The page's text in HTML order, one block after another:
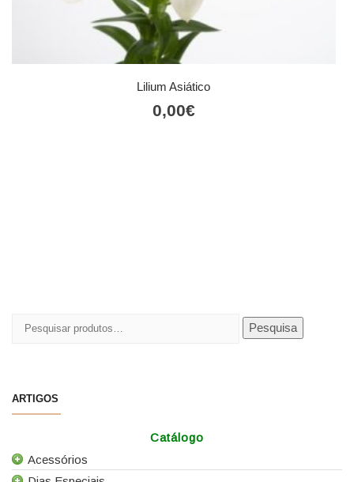
Lilium Asiático
0,00€
Pesquisar
Pesquisa
ARTIGOS
Catálogo
Acessórios